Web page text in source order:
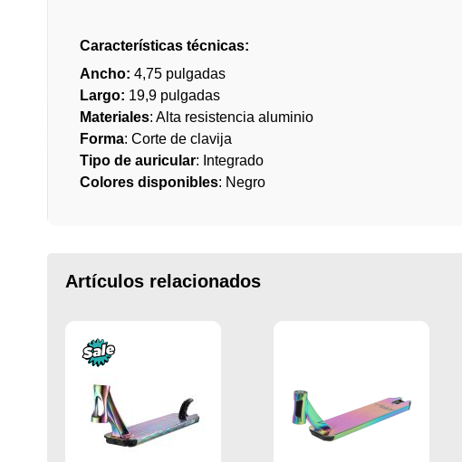
Características técnicas:
Ancho: 4,75 pulgadas
Largo: 19,9 pulgadas
Materiales: Alta resistencia aluminio
Forma: Corte de clavija
Tipo de auricular: Integrado
Colores disponibles: Negro
Artículos relacionados